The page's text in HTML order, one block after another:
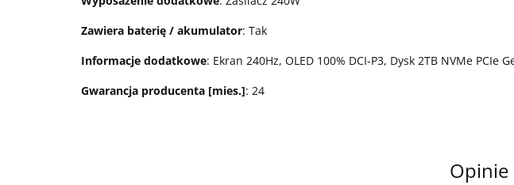
Zawiera baterię / akumulator: Tak
Informacje dodatkowe: Ekran 240Hz, OLED 100% DCI-P3, Dysk 2TB NVMe PCIe
Gwarancja producenta [mies.]: 24